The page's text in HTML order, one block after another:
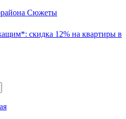
Сюжеты
скидка 12% на квартиры в